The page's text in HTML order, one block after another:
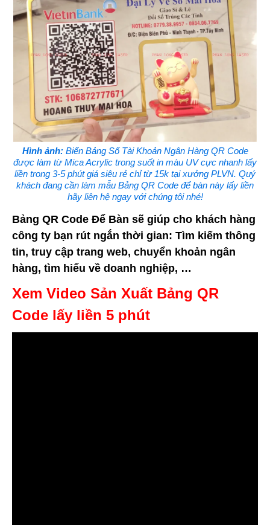
Hình ảnh:Biển Bảng Số Tài Khoản Ngân Hàng QR Code
được làm từ Mica Acrylic trong suốt in màu UV cực nhanh lấy
liền trong 3-5 phút giá siêu rẻ chỉ từ 15k tại xưởng PLVN. Quý
khách đang cần làm mẫu Bảng QR Code để bàn này lấy liền
hãy liên hệ ngay với chúng tôi nhé!
Bảng QR Code Để Bàn sẽ giúp cho khách hàng
công ty bạn rút ngắn thời gian: Tìm kiếm thông
tin, truy cập trang web, chuyển khoản ngân
hàng, tìm hiểu về doanh nghiệp, …
Xem Video Sản Xuất Bảng QR
Code lấy liền 5 phút